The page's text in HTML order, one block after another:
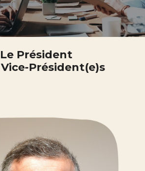
Le Président
Président(e)s